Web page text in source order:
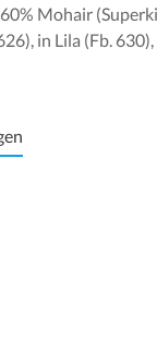
Mohair
in Lila (Fb.